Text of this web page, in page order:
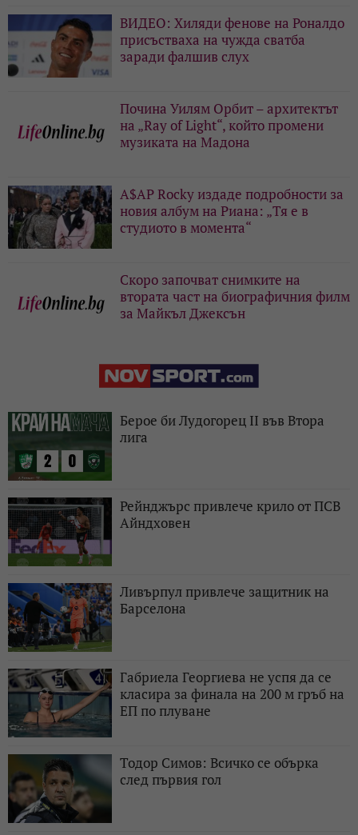
ВИДЕО: Хиляди фенове на Роналдо
присъстваха на чужда сватба
заради фалшив слух
Почина Уилям Орбит – архитектът
на „Ray of Light“, който промени
музиката на Мадона
A$AP Rocky издаде подробности за
новия албум на Риана: „Тя е в
студиото в момента“
Скоро започват снимките на
втората част на биографичния филм
за Майкъл Джексън
Берое би Лудогорец II във Втора
лига
Рейнджърс привлече крило от ПСВ
Айндховен
Ливърпул привлече защитник на
Барселона
Габриела Георгиева не успя да се
класира за финала на 200 м гръб на
ЕП по плуване
Тодор Симов: Всичко се обърка
след първия гол